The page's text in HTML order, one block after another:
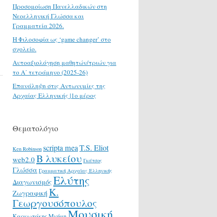
Προσομοίωση Πανελλαδικών στη
Νεοελληνική Γλώσσα και
Γραμματεία 2026.
H Φιλοσοφία ως ‘game changer’ στο
σχολείο.
Αυτοαξιολόγηση μαθητών/τριών για
το Α΄ τετράμηνο (2025-26)
Επανάληψη στις Αντωνυμίες της
Αρχαίας Ελληνικής |1ο μέρος
Θεματολόγιο
Ken Robinson scripta meaT.S. Eliot
web2.0 Β λυκείου Γκάτσος
Γλώσσα Γραμματική Αρχαίας Ελληνικής
ΔιαγωνισμόςΕλύτης
Ζωγραφική Κ.
Γεωργουσόπουλος